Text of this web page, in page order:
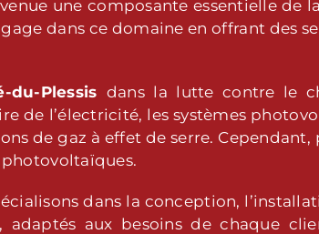
une composante essentielle de
dans ce domaine en offrant des
du-Plessis dans la lutte contre le
de l’électricité, les systèmes
de gaz à effet de serre.
photovoltaïques.
dans la conception,
adaptés aux besoins de chaque